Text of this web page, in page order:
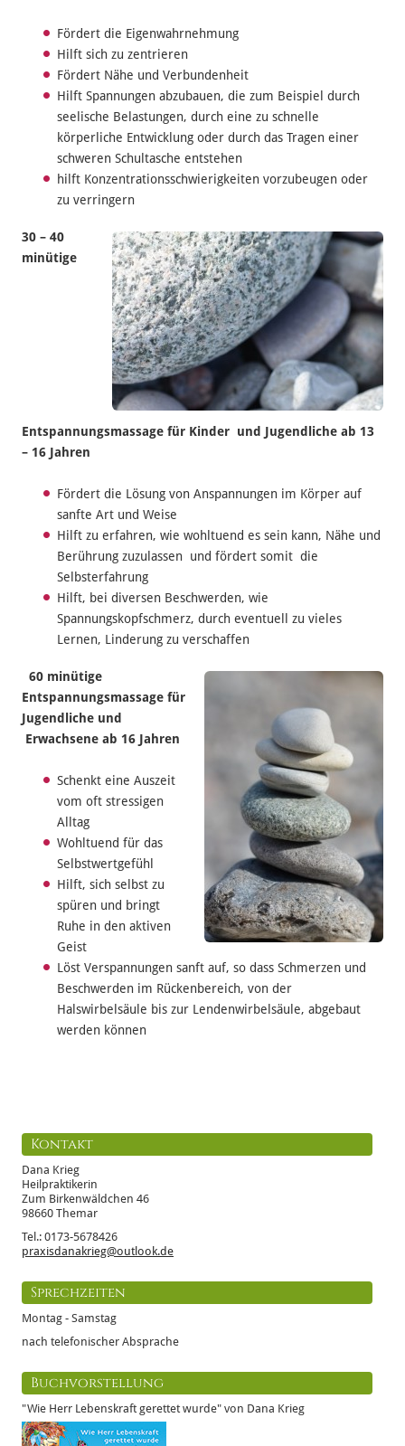
Fördert die Eigenwahrnehmung
Hilft sich zu zentrieren
Fördert Nähe und Verbundenheit
Hilft Spannungen abzubauen, die zum Beispiel durch
seelische Belastungen, durch eine zu schnelle
körperliche Entwicklung oder durch das Tragen einer
schweren Schultasche entstehen
hilft Konzentrationsschwierigkeiten vorzubeugen oder
zu verringern
30 – 40
minütige
Entspannungsmassage für Kinder und Jugendliche ab 13
– 16 Jahren
Fördert die Lösung von Anspannungen im Körper auf
sanfte Art und Weise
Hilft zu erfahren, wie wohltuend es sein kann, Nähe und
Berührung zuzulassen und fördert somit die
Selbsterfahrung
Hilft, bei diversen Beschwerden, wie
Spannungskopfschmerz, durch eventuell zu vieles
Lernen, Linderung zu verschaffen
60 minütige
Entspannungsmassage für
Jugendliche und
Erwachsene ab 16 Jahren
Schenkt eine Auszeit
vom oft stressigen
Alltag
Wohltuend für das
Selbstwertgefühl
Hilft, sich selbst zu
spüren und bringt
Ruhe in den aktiven
Geist
Löst Verspannungen sanft auf, so dass Schmerzen und
Beschwerden im Rückenbereich, von der
Halswirbelsäule bis zur Lendenwirbelsäule, abgebaut
werden können
Kontakt
Dana Krieg
Heilpraktikerin
Zum Birkenwäldchen 46
98660 Themar
Tel.: 0173-5678426
praxisdanakrieg@outlook.de
Sprechzeiten
Montag - Samstag
nach telefonischer Absprache
Buchvorstellung
"Wie Herr Lebenskraft gerettet wurde" von Dana Krieg